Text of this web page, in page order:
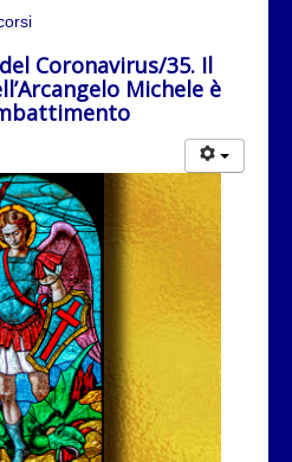
Coronavirus/35. Il
Michele è